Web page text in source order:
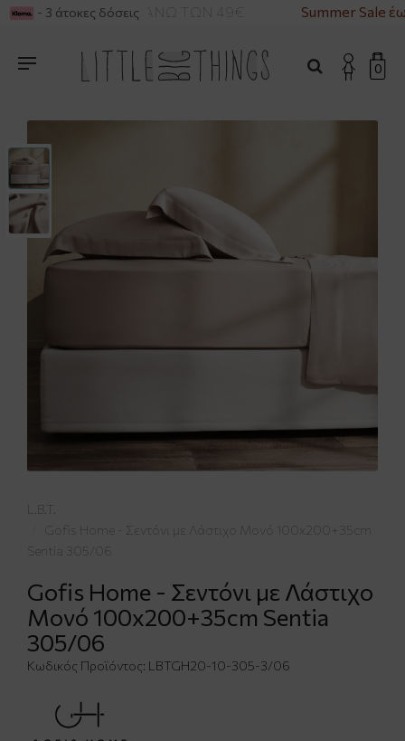
ΓΙΑ ΑΓΟΡΕΣ ΑΝΩ ΤΩΝ 49€ Summer Sale
- 3 άτοκες δόσεις
0
L.B.T.
Gofis Home - Σεντόνι με Λάστιχο Μονό 100x200+35cm
Sentia 305/06
Gofis Home - Σεντόνι με Λάστιχο
Μονό 100x200+35cm Sentia
305/06
Κωδικός Προϊόντος: LBTGH20-10-305-3/06